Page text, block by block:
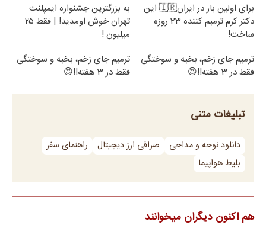
برای اولین بار در ایران🇮🇷 این
دکتر کرم ترمیم کننده 23 روزه
ساخت!
به بزرگترین جشنواره ایمپلنت
تهران خوش اومدید! | فقط ۲۵
میلیون !
ترمیم جای زخم، بخیه و سوختگی
فقط در 3 هفته!!😍
ترمیم جای زخم، بخیه و سوختگی
فقط در 3 هفته!!😍
تبلیغات متنی
دانلود نوحه و مداحی صرافی ارز دیجیتال
راهنمای سفر
بلیط هواپیما
هم اکنون دیگران میخوانند